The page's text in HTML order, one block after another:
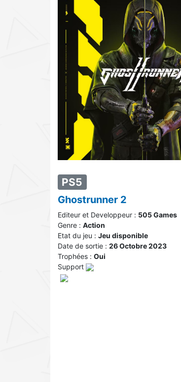
PS5
Ghostrunner 2
Editeur et Developpeur : 505 Games
Genre : Action
Etat du jeu : Jeu disponible
Date de sortie : 26 Octobre 2023
Trophées : Oui
Support